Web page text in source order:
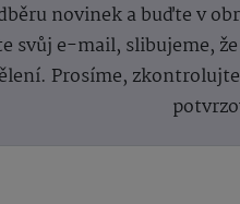
novinek a buďte v
svůj e-mail, slibujeme,
Prosíme,